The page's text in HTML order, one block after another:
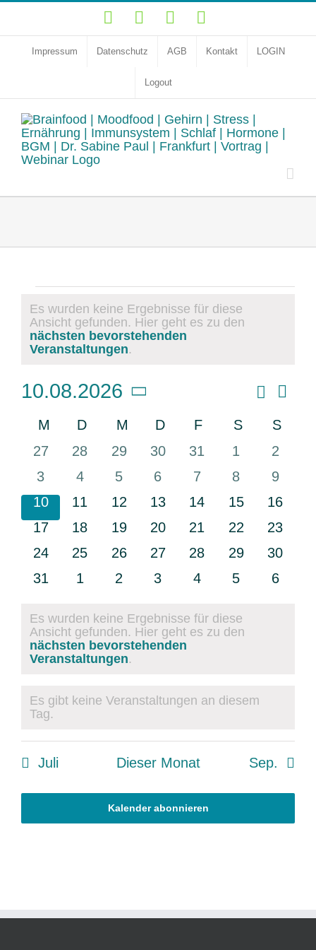
Zum
springen
YouTubeFacebookInstagram
Impressum Datenschutz AGB Kontakt LOGIN
Logout
Veranstaltungen
Hinweis
Es wurden keine Ergebnisse für diese
Ansicht gefunden. Hier geht es zu den
nächsten bevorstehenden
Veranstaltungen.
und
Suche
Monat
10.08.2026
Datum
wählen.
Kalender
Veranstaltungen
M Montag
D Dienstag
M Mittwoch
D Donnerstag
F Freitag
SSamstag
S
0
27
0
28
0
29
0
30
0
31
0
1
0
2
0
3
0
4
0
5
0
6
0
7
0
8
0
9
0
Veranstaltungen
10
0
11
0
12
0
13
0
14
0
15
0
16
0
17
0
18
0
19
0
20
0
21
0
22
0
23
0
24
0
25
0
26
0
27
0
28
0
29
0
30
0
31
0
1
0
2
0
3
0
4
0
5
0
6
Hinweis
Es wurden keine Ergebnisse für diese
Ansicht gefunden. Hier geht es zu den
nächsten bevorstehenden
Veranstaltungen.
Hinweis
Es gibt keine Veranstaltungen an diesem
Tag.
Juli Dieser Monat Sep.
Kalender abonnieren